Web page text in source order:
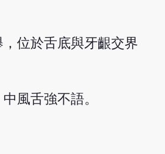
，位於舌底與牙齦交界
風舌強不語。